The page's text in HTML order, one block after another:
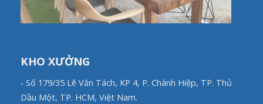
KHO XƯỞNG
- Số 179/35 Lê Văn Tách, KP 4, P. Chánh Hiệp, TP. Thủ
Dầu Một, TP. HCM, Việt Nam.